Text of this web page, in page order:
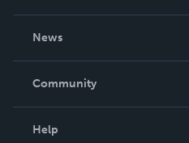
News
In The News
Community
Help